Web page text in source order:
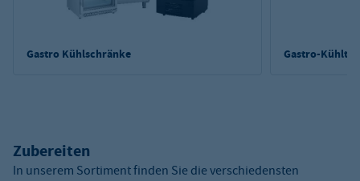
Gastro Kühlschränke Gastro-
Zubereiten
In unserem Sortiment finden Sie die verschiedensten